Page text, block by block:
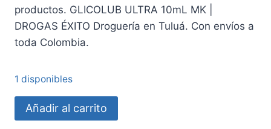
productos. GLICOLUB ULTRA 10mL MK |
DROGAS ÉXITO Droguería en Tuluá. Con envíos a
toda Colombia.
1 disponibles
Añadir al carrito